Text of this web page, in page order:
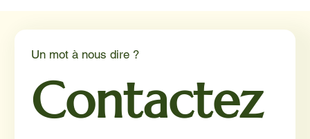
Un mot à nous dire ?
Contactez